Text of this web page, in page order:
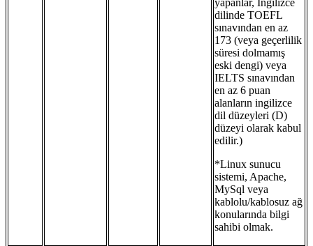
dilinde TOEFL
sınavından en az
173 (veya geçerlilik
süresi dolmamış
eski dengi) veya
IELTS sınavından
en az 6 puan
alanların ingilizce
dil düzeyleri (D)
düzeyi olarak kabul
edilir.)
*Linux sunucu
sistemi, Apache,
MySql veya
kablolu/kablosuz ağ
konularında bilgi
sahibi olmak.